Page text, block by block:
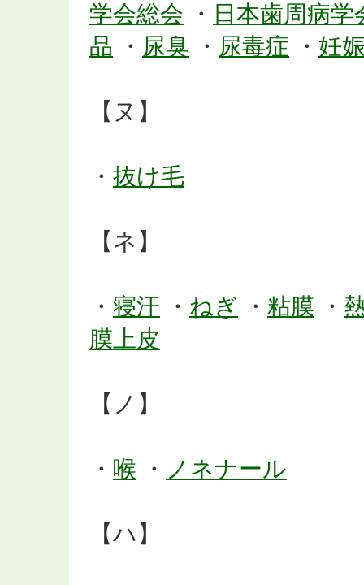
学会総会 ・ 日本歯周病学
品 ・ 尿臭 ・ 尿毒症 ・ 妊
【ヌ】
・ 抜け毛
【ネ】
・ 寝汗 ・ ねぎ ・ 粘膜 ・
膜上皮
【ノ】
・ 喉 ・ ノネナール
【ハ】